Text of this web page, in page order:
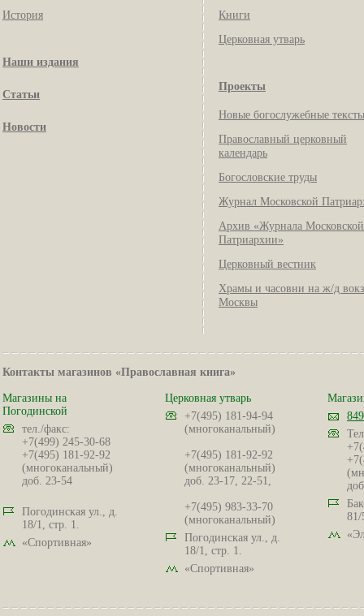
История
Наши издания
Статьи
Новости
Книги
Церковная утварь
Проекты
Новые богослужебные тексты
Православный церковный
календарь
Богословские труды
Журнал Московской
Архив «Журнала Московской
Патриархии»
Церковный вестник
Храмы и часовни на ж/д
Москвы
Контакты магазинов «Православная книга»
Магазины на
Погодинской
тел./факс:
+7(499) 245-30-68
+7(495) 181-92-92
(многоканальный)
доб. 23-54
Погодинская ул., д.
18/1, стр. 1.
«Спортивная»
Церковная утварь
+7(495) 181-94-94
(многоканальный)
+7(495) 181-92-92
(многоканальный)
доб. 23-17, 22-51,
+7(495) 983-33-70
(многоканальный)
Погодинская ул., д.
18/1, стр. 1.
«Спортивная»
81/